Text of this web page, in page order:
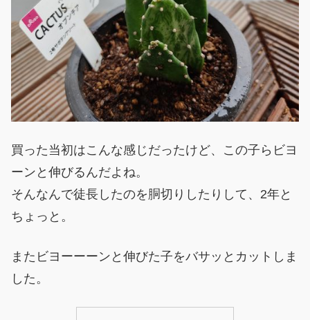
買った当初はこんな感じだったけど、この子らビヨ
ーンと伸びるんだよね。
そんなんで徒長したのを胴切りしたりして、2年と
ちょっと。
またビヨーーーンと伸びた子をバサッとカットしま
した。